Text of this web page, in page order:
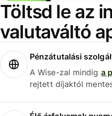
Töltsd le az
valutaváltó
Pénzátutalási
A Wise-zal mindig a
rejtett díjaktól